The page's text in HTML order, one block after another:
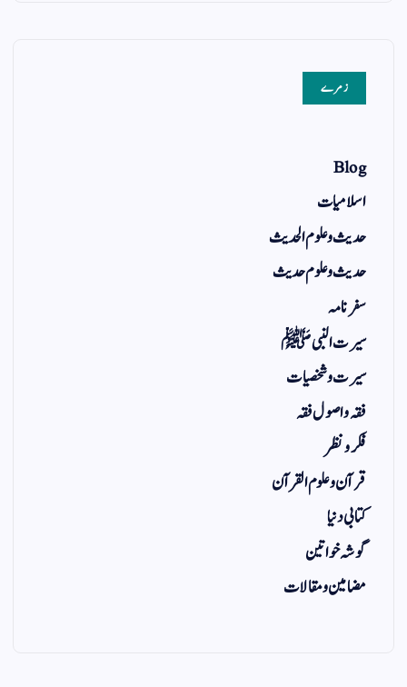
زمرے
Blog
اسلامیات
حدیث و علوم الحدیث
حدیث و علوم حدیث
سفر نامہ
سیرت النبی ﷺ
سیرت و شخصیات
فقہ و اصول فقہ
فکر و نظر
قرآن و علوم القرآن
کتابی دنیا
گوشہ خواتین
مضامین و مقالات